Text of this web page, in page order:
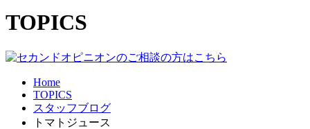
TOPICS
Home
TOPICS
スタッフブログ
トマトジュース